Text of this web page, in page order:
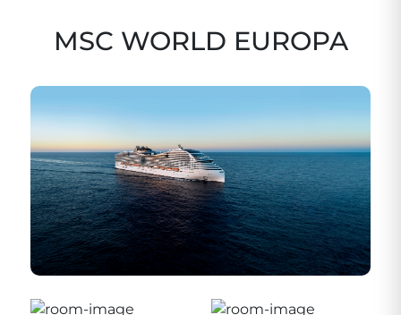
MSC WORLD EUROPA